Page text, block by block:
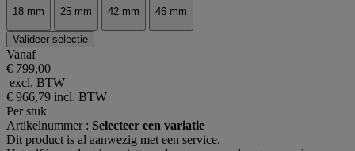
18 mm 25 mm 42 mm 46 mm
Valideer selectie
Vanaf
€ 799,00
excl. BTW
€ 966,79 incl. BTW
Per stuk
Artikelnummer : Selecteer een variatie
Dit product is al aanwezig met een service.